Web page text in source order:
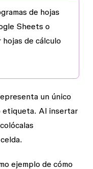
de hojas
Sheets o
de cálculo
un único
etiqueta. Al insertar
ejemplo de cómo